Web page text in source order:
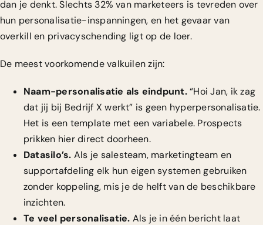
dan je denkt.Slechts 32% van marketeers is tevreden over
hun personalisatie-inspanningen, en het gevaar van
overkill en privacyschending ligt op de loer.
De meest voorkomende valkuilen zijn:
Naam-personalisatie als eindpunt.“Hoi Jan, ik zag
dat jij bij Bedrijf X werkt” is geen hyperpersonalisatie.
Het is een template met een variabele. Prospects
prikken hier direct doorheen.
Datasilo’s. Als je salesteam, marketingteam en
supportafdeling elk hun eigen systemen gebruiken
zonder koppeling, mis je de helft van de beschikbare
inzichten.
Te veel personalisatie. Als je in één bericht laat